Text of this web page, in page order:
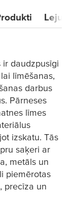
ir daudzpusīgi
līmēšanas,
darbus
Pārneses
līmes
izskatu. Tās
saķeri ar
metāls un
piemērotas
precīza un